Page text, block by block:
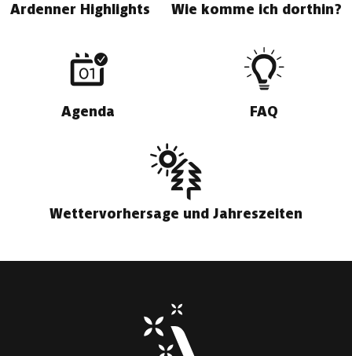
Ardenner Highlights Wie komme ich dorthin?
Agenda FAQ
Wettervorhersage und Jahreszeiten